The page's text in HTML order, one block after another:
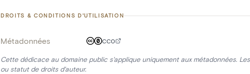
DROITS & CONDITIONS D'UTILISATION
Métadonnées CC0
Cette dédicace au domaine public s'applique uniquement aux métadonnées.
ou statut de droits d'auteur.